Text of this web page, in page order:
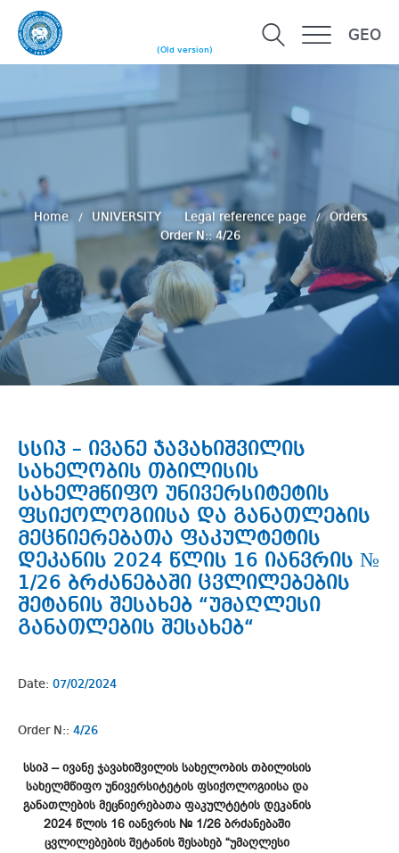
(Old version)
GEO
Home UNIVERSITY Legal reference page
Orders
Order N:: 4/26
სსიპ – ივანე ჯავახიშვილის
სახელობის თბილისის
სახელმწიფო უნივერსიტეტის
ფსიქოლოგიისა და განათლების
მეცნიერებათა ფაკულტეტის
დეკანის 2024 წლის 16 იანვრის №
1/26 ბრძანებაში ცვლილებების
შეტანის შესახებ “უმაღლესი
განათლების შესახებ“
Date: 07/02/2024
Order N:: 4/26
სსიპ – ივანე ჯავახიშვილის სახელობის თბილისის
სახელმწიფო უნივერსიტეტის ფსიქოლოგიისა და
განათლების მეცნიერებათა ფაკულტეტის დეკანის
2024 წლის 16 იანვრის № 1/26 ბრძანებაში
ცვლილებების შეტანის შესახებ “უმაღლესი